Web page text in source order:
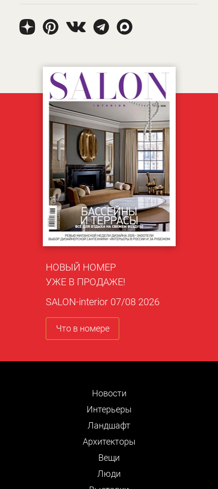
НОВЫЙ НОМЕР
УЖЕ В ПРОДАЖЕ!
SALON-interior 07/08 2026
Что в номере
Новости
Интерьеры
Ландшафт
Архитекторы
Вещи
Люди